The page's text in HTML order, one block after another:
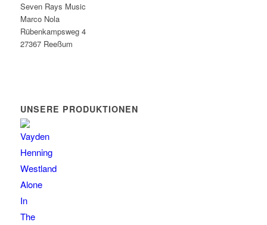
Seven Rays Music
Marco Nola
Rübenkampsweg 4
27367 Reeßum
UNSERE PRODUKTIONEN